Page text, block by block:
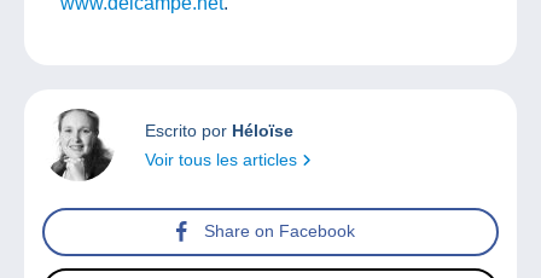
Escrito por Héloïse
Voir tous les articles
Share on Facebook